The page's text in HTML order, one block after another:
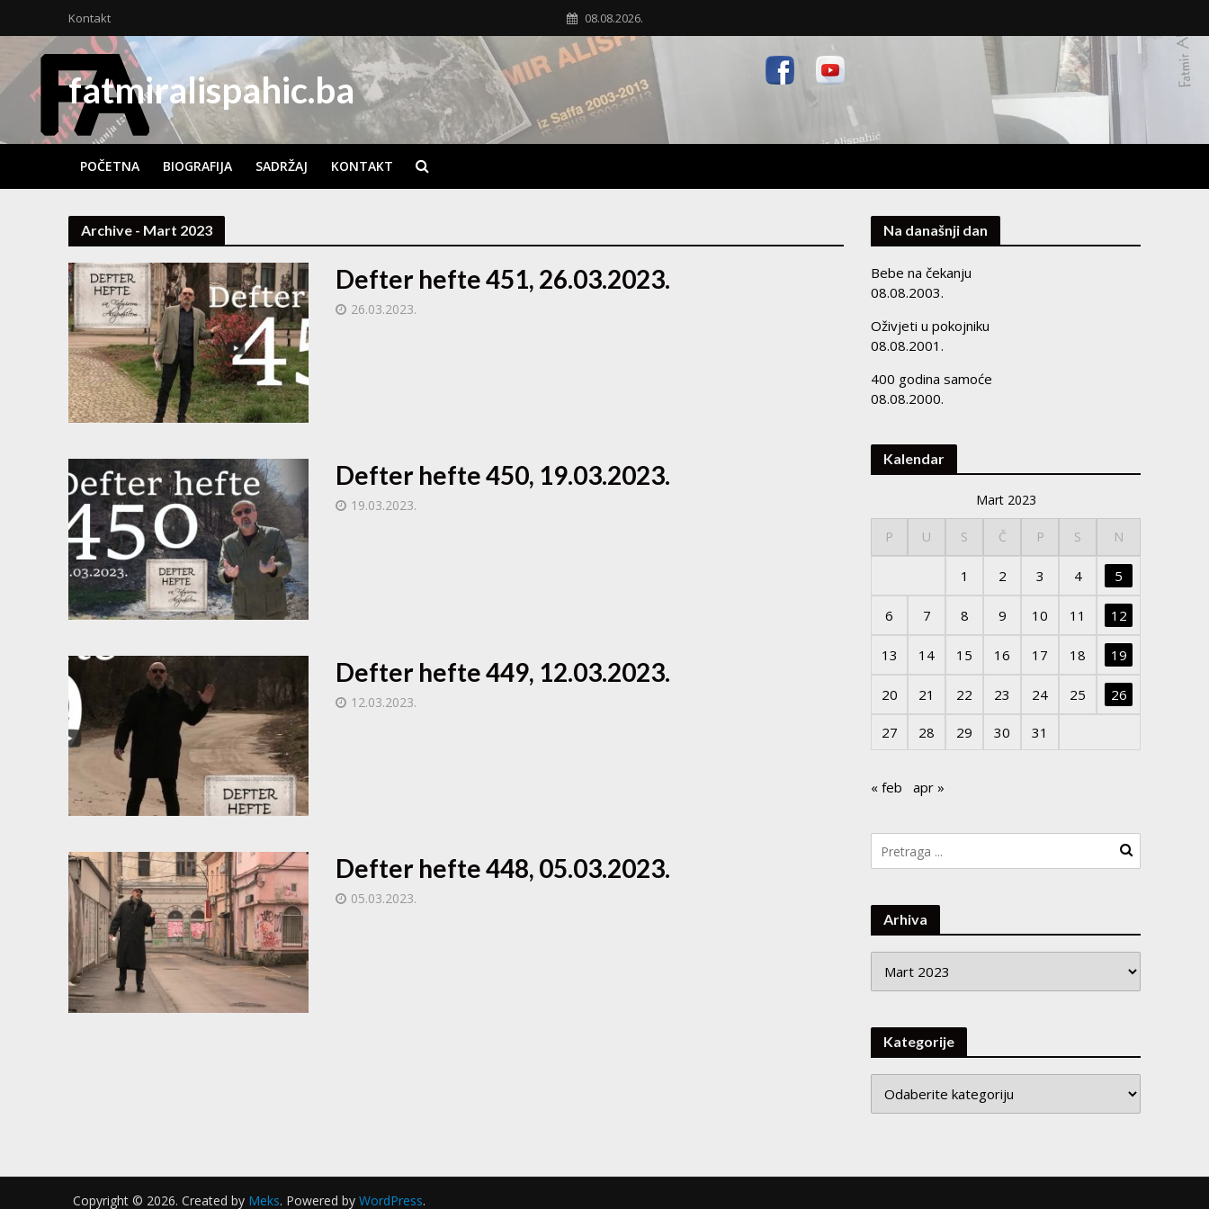
Kontakt 08.08.2026.
fatmiralispahic.ba
POČETNA BIOGRAFIJA SADRŽAJ KONTAKT
Archive - Mart 2023
Defter hefte 451, 26.03.2023.
26.03.2023.
Defter hefte 450, 19.03.2023.
19.03.2023.
Defter hefte 449, 12.03.2023.
12.03.2023.
Defter hefte 448, 05.03.2023.
05.03.2023.
Na današnji dan
Bebe na čekanju
08.08.2003.
Oživjeti u pokojniku
08.08.2001.
400 godina samoće
08.08.2000.
Kalendar
Mart 2023
P U S Č P S N
1 2 3 4 5
6 7 8 9 10 11 12
13 14 15 16 17 18 19
20 21 22 23 24 25 26
27 28 29 30 31
« feb apr »
Arhiva
Kategorije
Copyright © 2026. Created by Meks. Powered by WordPress.